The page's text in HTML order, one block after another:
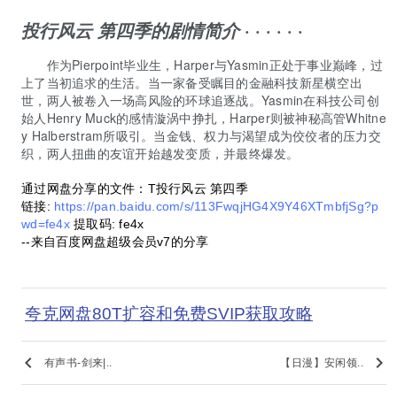
投行风云 第四季的剧情简介· · · · · ·
作为Pierpoint毕业生，Harper与Yasmin正处于事业巅峰，过
上了当初追求的生活。当一家备受瞩目的金融科技新星横空出
世，两人被卷入一场高风险的环球追逐战。Yasmin在科技公司创
始人Henry Muck的感情漩涡中挣扎，Harper则被神秘高管Whitne
y Halberstram所吸引。当金钱、权力与渴望成为佼佼者的压力交
织，两人扭曲的友谊开始越发变质，并最终爆发。
通过网盘分享的文件：T投行风云 第四季
链接: https://pan.baidu.com/s/113FwqjHG4X9Y46XTmbfjSg?p
wd=fe4x提取码: fe4x
--来自百度网盘超级会员v7的分享
夸克网盘80T扩容和免费SVIP获取攻略
keyboard_arrow_left 有声书-剑来|.. 【日漫】安闲领.. keyboard_arrow_right